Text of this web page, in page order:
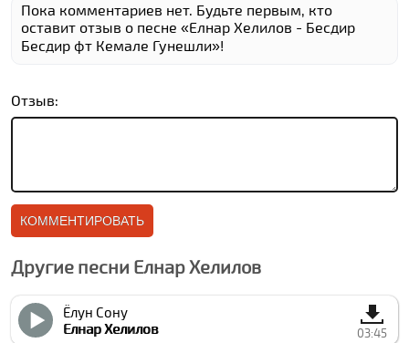
Пока комментариев нет. Будьте первым, кто
оставит отзыв о песне «Елнар Xелилов - Бесдир
Бесдир фт Кемале Гунешли»!
Отзыв:
Другие песни Елнар Xелилов
Ёлун Сону
Елнар Xелилов
03:45